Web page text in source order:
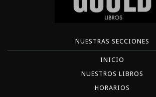
NUESTRAS SECCIONES
INICIO
NUESTROS LIBROS
HORARIOS